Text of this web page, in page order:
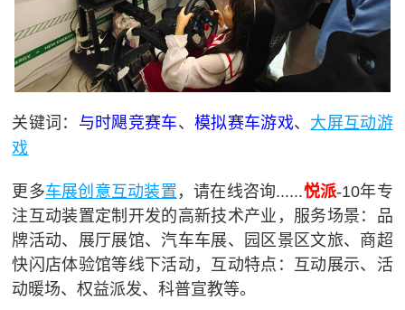
关键词： 与时飓竞赛车、模拟赛车游戏、 大屏互动游
戏
更多车展创意互动装置 ，请在线咨询......悦派-10年专
注互动装置定制开发的高新技术产业，服务场景：品
牌活动、展厅展馆、汽车车展、园区景区文旅、商超
快闪店体验馆等线下活动，互动特点：互动展示、活
动暖场、权益派发、科普宣教等。